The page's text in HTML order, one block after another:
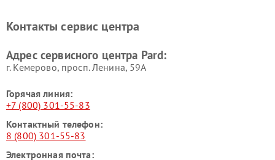
Контакты сервис центра
Адрес сервисного центра Pard:
г. Кемерово, просп. Ленина, 59А
Горячая линия:
+7 (800) 301-55-83
Контактный телефон:
8 (800) 301-55-83
Электронная почта: